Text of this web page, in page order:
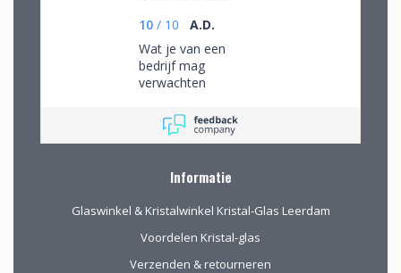
persoonlijke wensen
besproken. Afspraak
gemaakt om in de
winkel de objecten te
bekijken en de
(uitgebreid graveren)
vorm te geven.
10 / 10
A.D.
Wat je van een
bedrijf mag
verwachten
Informatie
Glaswinkel & Kristalwinkel Kristal-Glas Leerdam
Voordelen Kristal-glas
Verzenden & retourneren